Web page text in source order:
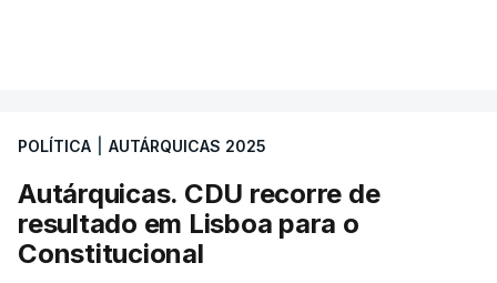
POLÍTICA AUTÁRQUICAS 2025
Autárquicas. CDU recorre de
resultado em Lisboa para o
Constitucional